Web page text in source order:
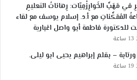
في مَهَبِّ الخَوارِزْمِيّات: رِهاناتُ التعليمِ
المُمَكِّناتِ مع أ.د. إسلام يوسف مع لقاء
للدكتورة فاطمة أبو واصل اغبارية
ورتابة – بقلم إبراهيم يحيى ابو ليلى.